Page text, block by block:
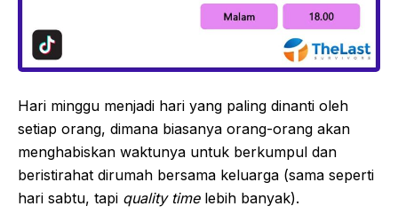
Hari minggu menjadi hari yang paling dinanti oleh
setiap orang, dimana biasanya orang-orang akan
menghabiskan waktunya untuk berkumpul dan
beristirahat dirumah bersama keluarga (sama seperti
hari sabtu, tapi quality timelebih banyak).